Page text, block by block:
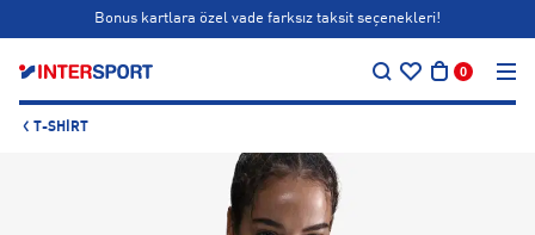
Bonus kartlara özel vade farksız taksit seçenekleri!
0
T-SHIRT